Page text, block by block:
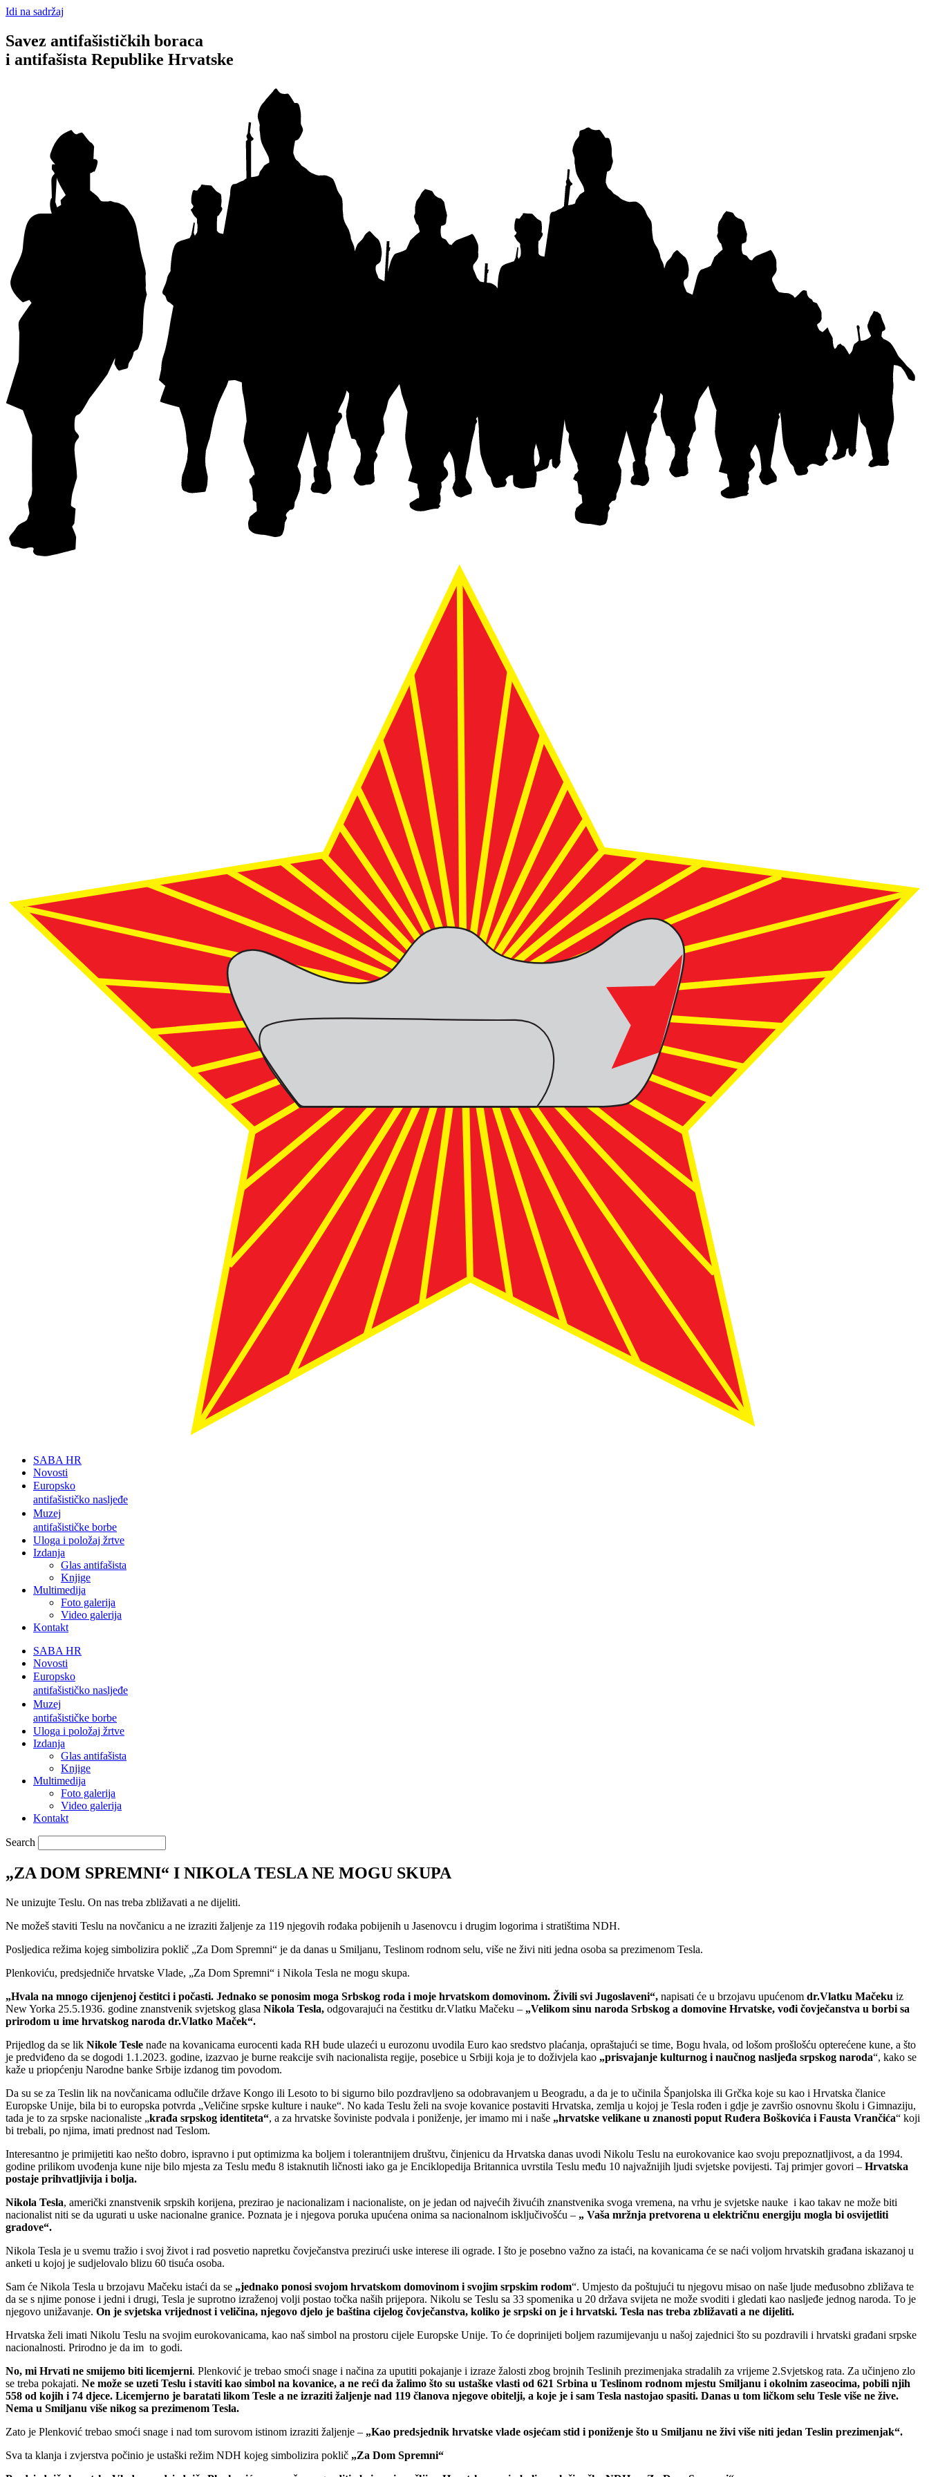
Idi na sadržaj
Savez antifašističkih boraca
i antifašista Republike Hrvatske
SABA HR
Novosti
Europsko
antifašističko nasljeđe
Muzej
antifašističke borbe
Uloga i položaj žrtve
Izdanja
Glas antifašista
Knjige
Multimedija
Foto galerija
Video galerija
Kontakt
SABA HR
Novosti
Europsko
antifašističko nasljeđe
Muzej
antifašističke borbe
Uloga i položaj žrtve
Izdanja
Glas antifašista
Knjige
Multimedija
Foto galerija
Video galerija
Kontakt
Search
„ZA DOM SPREMNI“ I NIKOLA TESLA NE MOGU SKUPA
Ne unizujte Teslu. On nas treba zbližavati a ne dijeliti.
Ne možeš staviti Teslu na novčanicu a ne izraziti žaljenje za 119 njegovih rođaka pobijenih u Jasenovcu i drugim logorima i stratištima NDH.
Posljedica režima kojeg simbolizira poklič „Za Dom Spremni“ je da danas u Smiljanu, Teslinom rodnom selu, više ne živi niti jedna osoba sa prezimenom Tesla.
Plenkoviću, predsjedniče hrvatske Vlade, „Za Dom Spremni“ i Nikola Tesla ne mogu skupa.
„Hvala na mnogo cijenjenoj čestitci i počasti. Jednako se ponosim moga Srbskog roda i moje hrvatskom domovinom. Živili svi Jugoslaveni“, napisati će u brzojavu upućenom dr.Vlatku Mačeku iz
New Yorka 25.5.1936. godine znanstvenik svjetskog glasa Nikola Tesla, odgovarajući na čestitku dr.Vlatku Mačeku – „Velikom sinu naroda Srbskog a domovine Hrvatske, vođi čovječanstva u borbi sa
prirodom u ime hrvatskog naroda dr.Vlatko Maček“.
Prijedlog da se lik Nikole Tesle nađe na kovanicama eurocenti kada RH bude ulazeći u eurozonu uvodila Euro kao sredstvo plaćanja, opraštajući se time, Bogu hvala, od lošom prošlošću opterećene kune, a što
je predviđeno da se dogodi 1.1.2023. godine, izazvao je burne reakcije svih nacionalista regije, posebice u Srbiji koja je to doživjela kao „prisvajanje kulturnog i naučnog nasljeđa srpskog naroda“, kako se
kaže u priopćenju Narodne banke Srbije izdanog tim povodom.
Da su se za Teslin lik na novčanicama odlučile države Kongo ili Lesoto to bi sigurno bilo pozdravljeno sa odobravanjem u Beogradu, a da je to učinila Španjolska ili Grčka koje su kao i Hrvatska članice
Europske Unije, bila bi to europska potvrda „Veličine srpske kulture i nauke“. No kada Teslu želi na svoje kovanice postaviti Hrvatska, zemlja u kojoj je Tesla rođen i gdje je završio osnovnu školu i Gimnaziju,
tada je to za srpske nacionaliste „krađa srpskog identiteta“, a za hrvatske šoviniste podvala i poniženje, jer imamo mi i naše „hrvatske velikane u znanosti poput Ruđera Boškovića i Fausta Vrančića“ koji
bi trebali, po njima, imati prednost nad Teslom.
Interesantno je primijetiti kao nešto dobro, ispravno i put optimizma ka boljem i tolerantnijem društvu, činjenicu da Hrvatska danas uvodi Nikolu Teslu na eurokovanice kao svoju prepoznatljivost, a da 1994.
godine prilikom uvođenja kune nije bilo mjesta za Teslu među 8 istaknutih ličnosti iako ga je Enciklopedija Britannica uvrstila Teslu među 10 najvažnijih ljudi svjetske povijesti. Taj primjer govori – Hrvatska
postaje prihvatljivija i bolja.
Nikola Tesla, američki znanstvenik srpskih korijena, prezirao je nacionalizam i nacionaliste, on je jedan od najvećih živućih znanstvenika svoga vremena, na vrhu je svjetske nauke i kao takav ne može biti
nacionalist niti se da ugurati u uske nacionalne granice. Poznata je i njegova poruka upućena onima sa nacionalnom isključivošću – „ Vaša mržnja pretvorena u električnu energiju mogla bi osvijetliti
gradove“.
Nikola Tesla je u svemu tražio i svoj život i rad posvetio napretku čovječanstva prezirući uske interese ili ograde. I što je posebno važno za istaći, na kovanicama će se naći voljom hrvatskih građana iskazanoj u
anketi u kojoj je sudjelovalo blizu 60 tisuća osoba.
Sam će Nikola Tesla u brzojavu Mačeku istaći da se „jednako ponosi svojom hrvatskom domovinom i svojim srpskim rodom“. Umjesto da poštujući tu njegovu misao on naše ljude međusobno zbližava te
da se s njime ponose i jedni i drugi, Tesla je suprotno izraženoj volji postao točka naših prijepora. Nikolu se Teslu sa 33 spomenika u 20 država svijeta ne može svoditi i gledati kao nasljeđe jednog naroda. To je
njegovo unižavanje. On je svjetska vrijednost i veličina, njegovo djelo je baština cijelog čovječanstva, koliko je srpski on je i hrvatski. Tesla nas treba zbližavati a ne dijeliti.
Hrvatska želi imati Nikolu Teslu na svojim eurokovanicama, kao naš simbol na prostoru cijele Europske Unije. To će doprinijeti boljem razumijevanju u našoj zajednici što su pozdravili i hrvatski građani srpske
nacionalnosti. Prirodno je da im to godi.
No, mi Hrvati ne smijemo biti licemjerni. Plenković je trebao smoći snage i načina za uputiti pokajanje i izraze žalosti zbog brojnih Teslinih prezimenjaka stradalih za vrijeme 2.Svjetskog rata. Za učinjeno zlo
se treba pokajati. Ne može se uzeti Teslu i staviti kao simbol na kovanice, a ne reći da žalimo što su ustaške vlasti od 621 Srbina u Teslinom rodnom mjestu Smiljanu i okolnim zaseocima, pobili njih
558 od kojih i 74 djece. Licemjerno je baratati likom Tesle a ne izraziti žaljenje nad 119 članova njegove obitelji, a koje je i sam Tesla nastojao spasiti. Danas u tom ličkom selu Tesle više ne žive.
Nema u Smiljanu više nikog sa prezimenom Tesla.
Zato je Plenković trebao smoći snage i nad tom surovom istinom izraziti žaljenje – „Kao predsjednik hrvatske vlade osjećam stid i poniženje što u Smiljanu ne živi više niti jedan Teslin prezimenjak“.
Sva ta klanja i zvjerstva počinio je ustaški režim NDH kojeg simbolizira poklič „Za Dom Spremni“